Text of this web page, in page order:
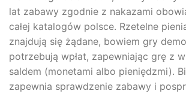
lat zabawy zgodnie z nakazami
całej katalogów polsce. Rzetelne
znajdują się żądane, bowiem gry
potrzebują wpłat, zapewniając grę z
saldem (monetami albo pieniędzmi).
zapewnia sprawdzenie zabawy i